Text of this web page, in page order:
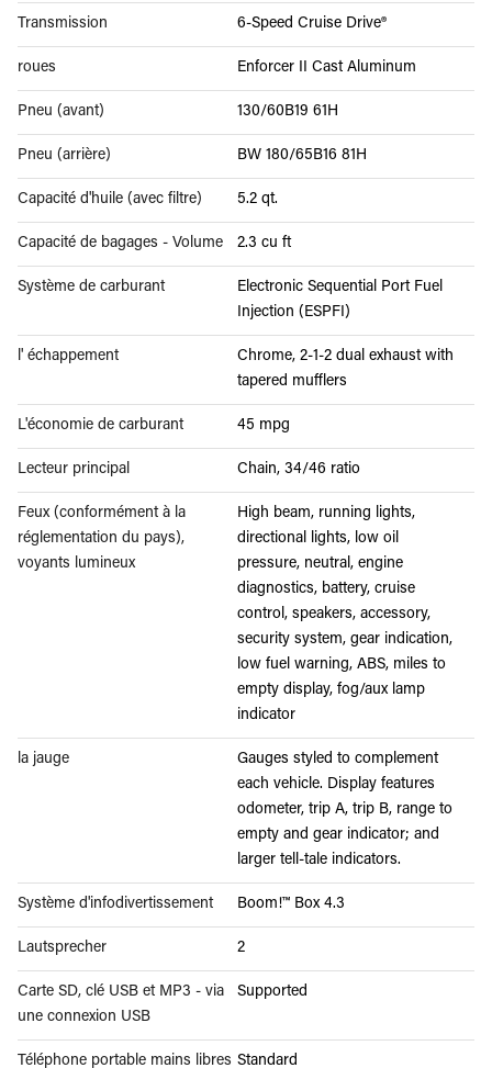
Transmission 6-Speed Cruise Drive®
roues Enforcer II Cast Aluminum
Pneu (avant) 130/60B19 61H
Pneu (arrière) BW 180/65B16 81H
Capacité d'huile (avec filtre) 5.2 qt.
Capacité de bagages - Volume 2.3 cu ft
Système de carburant
Electronic Sequential Port Fuel
Injection (ESPFI)
l' échappement
Chrome, 2-1-2 dual exhaust with
tapered mufflers
L'économie de carburant 45 mpg
Lecteur principal Chain, 34/46 ratio
Feux (conformément à la
réglementation du pays),
voyants lumineux
High beam, running lights,
directional lights, low oil
pressure, neutral, engine
diagnostics, battery, cruise
control, speakers, accessory,
security system, gear indication,
low fuel warning, ABS, miles to
empty display, fog/aux lamp
indicator
la jauge
Gauges styled to complement
each vehicle. Display features
odometer, trip A, trip B, range to
empty and gear indicator; and
larger tell-tale indicators.
Système d'infodivertissement Boom!™ Box 4.3
Lautsprecher 2
Carte SD, clé USB et MP3 - via
une connexion USB
Supported
Téléphone portable mains libres Standard